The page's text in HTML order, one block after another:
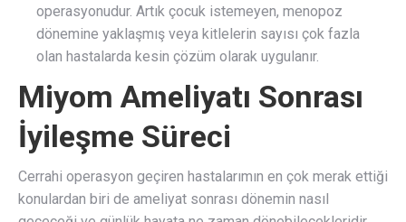
operasyonudur. Artık çocuk istemeyen, menopoz
dönemine yaklaşmış veya kitlelerin sayısı çok fazla
olan hastalarda kesin çözüm olarak uygulanır.
Miyom Ameliyatı Sonrası
İyileşme Süreci
Cerrahi operasyon geçiren hastalarımın en çok merak ettiği
konulardan biri de ameliyat sonrası dönemin nasıl